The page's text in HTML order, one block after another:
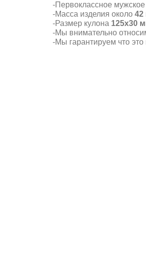
-Первоклассное
-Масса изделия около 42
-Размер кулона 125х30
-Мы внимательно
-Мы гарантируем что